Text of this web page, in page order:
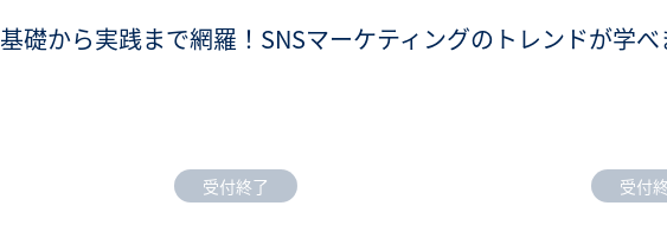
基礎から実践まで網羅！SNSマーケティングのトレンドが学べ
受付終了 受付